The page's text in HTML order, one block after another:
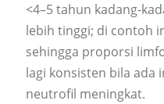
<4–5 tahun kadang-
lebih tinggi; di contoh
sehingga proporsi
lagi konsisten bila ada
neutrofil meningkat.